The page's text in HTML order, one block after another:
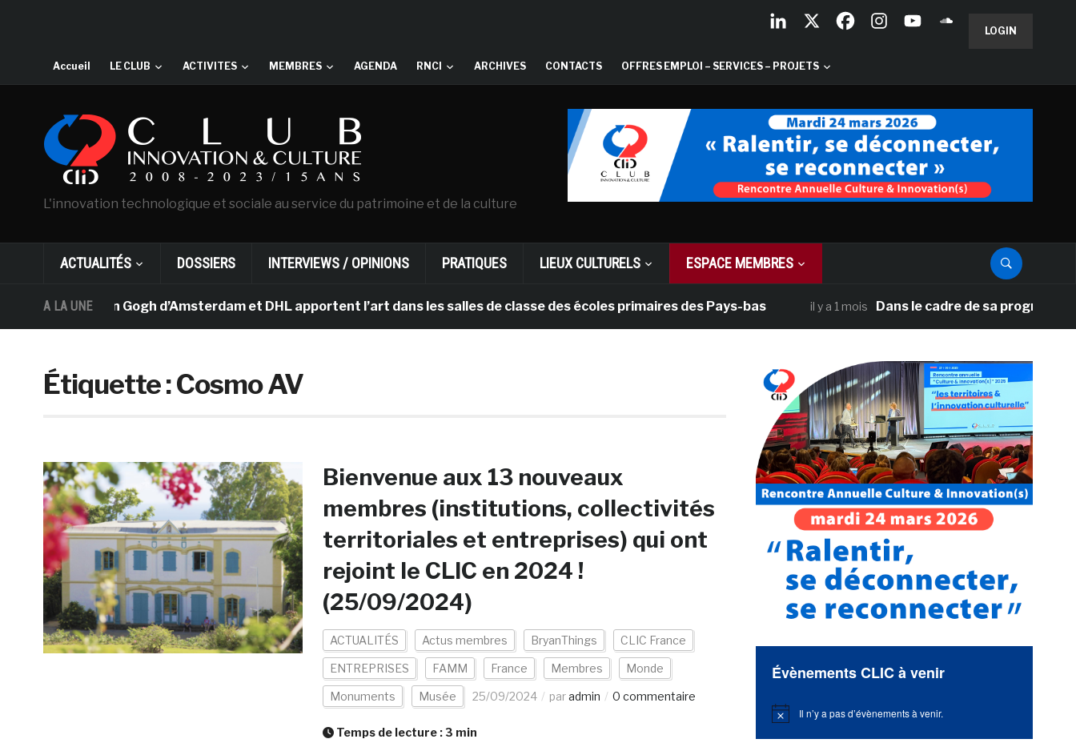
LOGIN
Accueil LE CLUB ACTIVITES MEMBRES AGENDA RNCI ARCHIVES CONTACTS OFFRES EMPLOI – SERVICES – PROJETS
L'innovation technologique et sociale au service du patrimoine et de la culture
ACTUALITÉS DOSSIERS INTERVIEWS / OPINIONS PRATIQUES LIEUX CULTURELS ESPACE MEMBRES
A LA UNE
musée Van Gogh d’Amsterdam et DHL apportent l’art dans les salles de classe des écoles primaires des Pays-bas il y a 1 mois Dans le cadre de sa programmation
Étiquette :Cosmo AV
Bienvenue aux 13 nouveaux
membres (institutions, collectivités
territoriales et entreprises) qui ont
rejoint le CLIC en 2024 !
(25/09/2024)
ACTUALITÉS Actus membres BryanThings CLIC France
ENTREPRISES FAMM France Membres Monde
Monuments Musée 25/09/2024 paradmin 0 commentaire
Temps de lecture : 3 min
Évènements CLIC à venir
Notice Il n’y a pas d’évènements à venir.